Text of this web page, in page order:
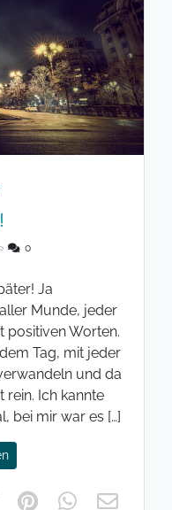
0
Ja
Munde, jeder
positiven Worten.
Tag, mit jeder
und da
rein. Ich kannte
bei mir war es […]